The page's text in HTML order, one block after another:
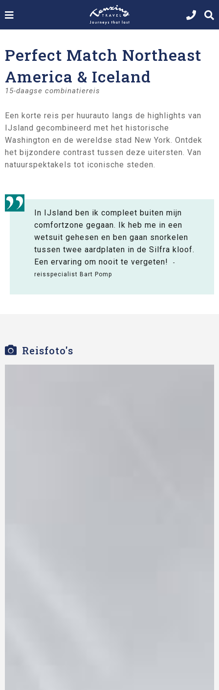
Perfect Match Northeast
America & Iceland
15-daagse combinatiereis
Een korte reis per huurauto langs de highlights van
IJsland gecombineerd met het historische
Washington en de wereldse stad New York. Ontdek
het bijzondere contrast tussen deze uitersten. Van
natuurspektakels tot iconische steden.
In IJsland ben ik compleet buiten mijn
comfortzone gegaan. Ik heb me in een
wetsuit gehesen en ben gaan snorkelen
tussen twee aardplaten in de Silfra kloof.
Een ervaring om nooit te vergeten!
-
reisspecialist Bart Pomp
Reisfoto's